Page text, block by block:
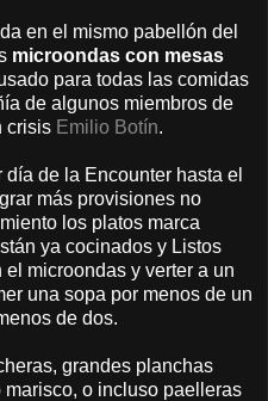
en el mismo pabellón del
microondas con mesas
para todas las comidas
de algunos miembros de
crisis Emilio Botín.
de la Encounter hasta el
más provisiones no
los platos marca
ya cocinados y Listos
microondas y verter a un
una sopa por menos de un
de dos.
grandes planchas
o incluso paelleras